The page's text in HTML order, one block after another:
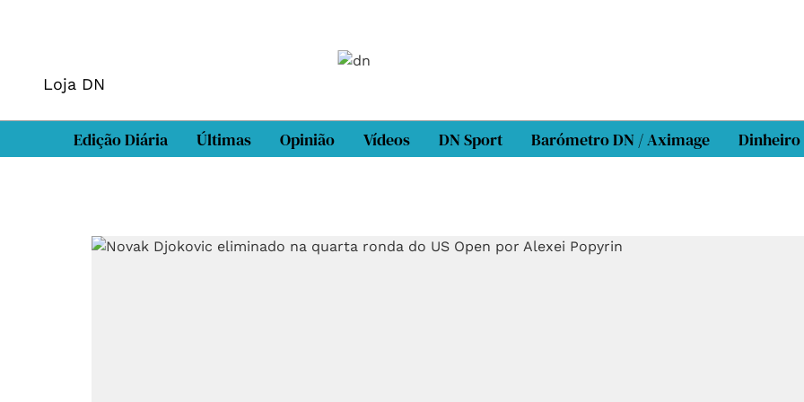
Loja DN
Edição Diária Últimas Opinião Vídeos DN Sport Barómetro DN / Aximage Dinheiro